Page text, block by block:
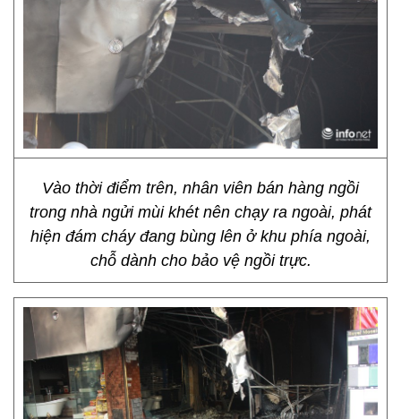
Vào thời điểm trên, nhân viên bán hàng ngồi
trong nhà ngửi mùi khét nên chạy ra ngoài, phát
hiện đám cháy đang bùng lên ở khu phía ngoài,
chỗ dành cho bảo vệ ngồi trực.